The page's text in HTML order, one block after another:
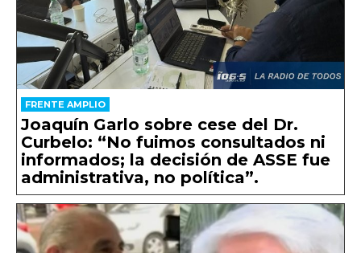
FRENTE AMPLIO
Joaquín Garlo sobre cese del Dr.
Curbelo: “No fuimos consultados ni
informados; la decisión de ASSE fue
administrativa, no política”.